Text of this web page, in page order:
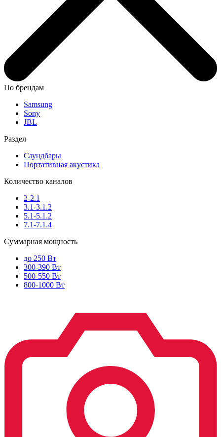
По брендам
Samsung
Sony
JBL
Раздел
Саундбары
Портативная акустика
Количество каналов
2-2.1
3.1-3.1.2
5.1-5.1.2
7.1-7.1.4
Суммарная мощность
до 250 Вт
300-390 Вт
500-550 Вт
800-1000 Вт